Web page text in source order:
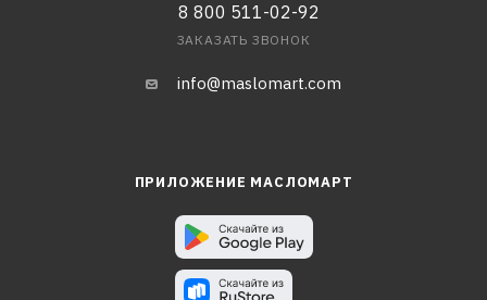
8 800 511-02-92
ЗАКАЗАТЬ ЗВОНОК
info@maslomart.com
ПРИЛОЖЕНИЕ МАСЛОМАРТ